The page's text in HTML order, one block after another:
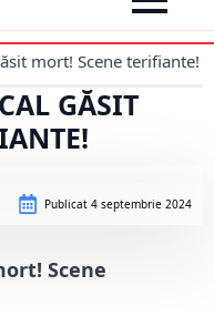
mort! Scene terifiante!
GĂSIT
Publicat 4 septembrie 2024
Scene